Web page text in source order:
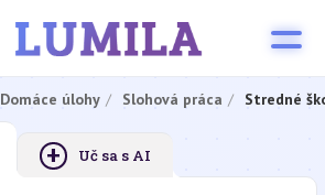
Domáce úlohy Slohová práca Stredné
+ Uč sa s AI